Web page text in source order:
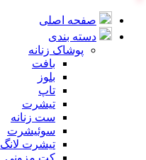
صفحه اصلی
دسته بندی
پوشاک زنانه
بافت
بلوز
تاپ
تیشرت
ست زنانه
سوئیشرت
تیشرت لانگ
کت مزونی